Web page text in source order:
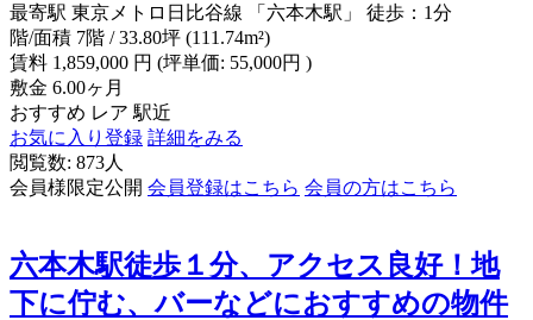
最寄駅 東京メトロ日比谷線 「六本木駅」 徒歩：1分
階/面積 7階 / 33.80坪 (111.74m²)
賃料 1,859,000 円 (坪単価: 55,000円 )
敷金 6.00ヶ月
おすすめ レア 駅近
お気に入り登録 詳細をみる
閲覧数: 873人
会員様限定公開 会員登録はこちら 会員の方はこちら
六本木駅徒歩１分、アクセス良好！地
下に佇む、バーなどにおすすめの物件